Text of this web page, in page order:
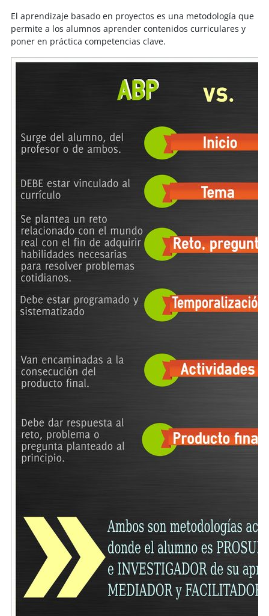
El aprendizaje basado en proyectos es una metodología que
permite a los alumnos aprender contenidos curriculares y
poner en práctica competencias clave.